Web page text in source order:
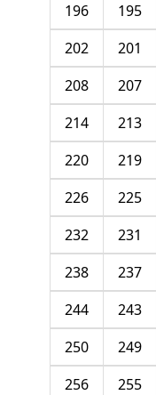
195
196
201
202
207
208
213
214
219
220
225
226
231
232
237
238
243
244
249
250
255
256